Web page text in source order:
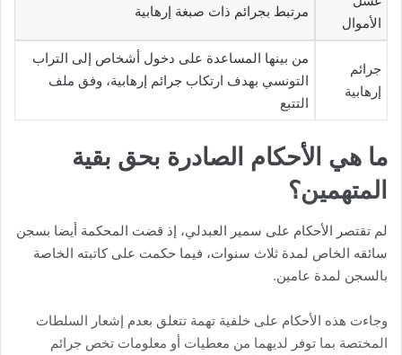
الأموال
مرتبط بجرائم ذات صبغة إرهابية
جرائم
إرهابية
من بينها المساعدة على دخول أشخاص إلى التراب
التونسي بهدف ارتكاب جرائم إرهابية، وفق ملف
التتبع
ما هي الأحكام الصادرة بحق بقية
المتهمين؟
لم تقتصر الأحكام على سمير العبدلي، إذ قضت المحكمة أيضا بسجن
سائقه الخاص لمدة ثلاث سنوات، فيما حكمت على كاتبته الخاصة
بالسجن لمدة عامين.
وجاءت هذه الأحكام على خلفية تهمة تتعلق بعدم إشعار السلطات
المختصة بما توفر لديهما من معطيات أو معلومات تخص جرائم